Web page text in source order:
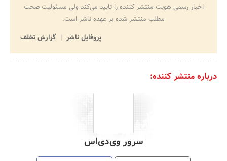
اخبار رسمی هویت منتشر کننده را تایید می‌کند ولی مسئولیت صحت
مطلب منتشر شده بر عهده ناشر است.
پروفایل ناشر
گزارش تخلف
درباره منتشر کننده:
سرور وی‌دی‌اس